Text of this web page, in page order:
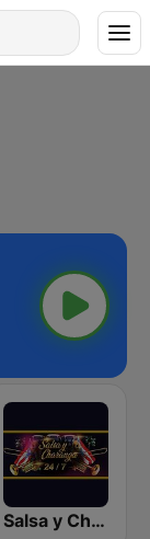
Salsa y Charanga 24/7